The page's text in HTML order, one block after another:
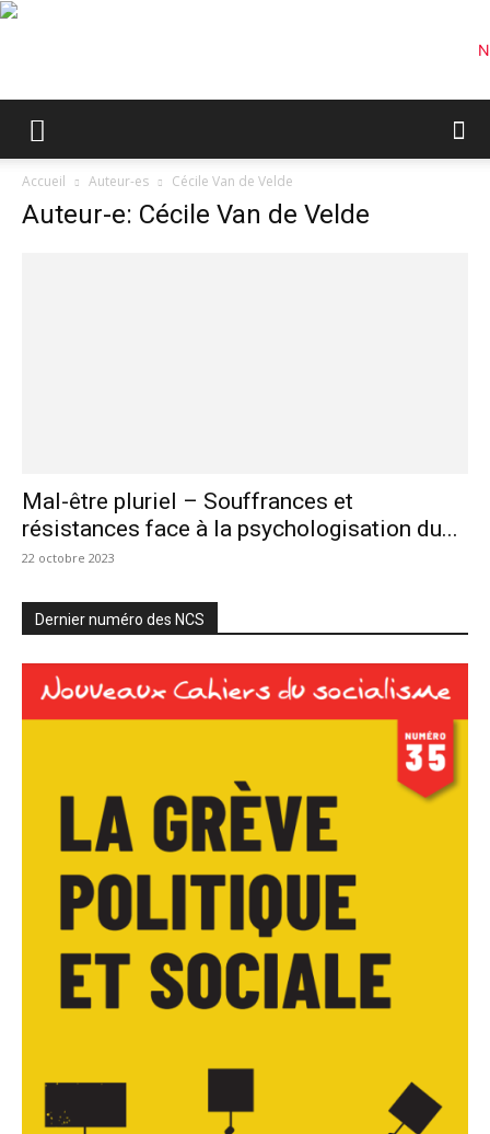
Accueil Auteur-es Cécile Van de Velde
Auteur-e: Cécile Van de Velde
Mal-être pluriel – Souffrances et
résistances face à la psychologisation du...
22 octobre 2023
Dernier numéro des NCS